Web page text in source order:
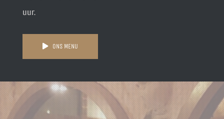
uur.
ONS MENU